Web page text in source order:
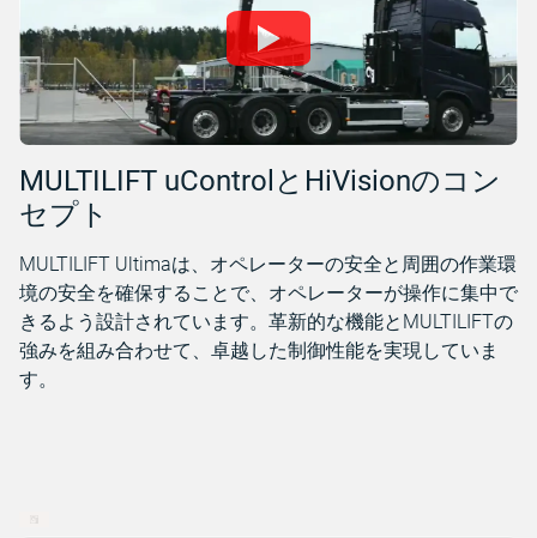
MULTILIFT uControlとHiVisionのコン
セプト
MULTILIFT Ultimaは、オペレーターの安全と周囲の作業環
境の安全を確保することで、オペレーターが操作に集中で
きるよう設計されています。革新的な機能とMULTILIFTの
強みを組み合わせて、卓越した制御性能を実現していま
す。